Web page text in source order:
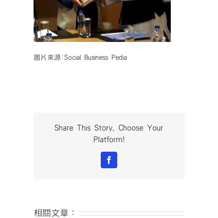
圖片來源:Social Business Pedia
Share This Story, Choose Your
Platform!
Facebook
相關文章：